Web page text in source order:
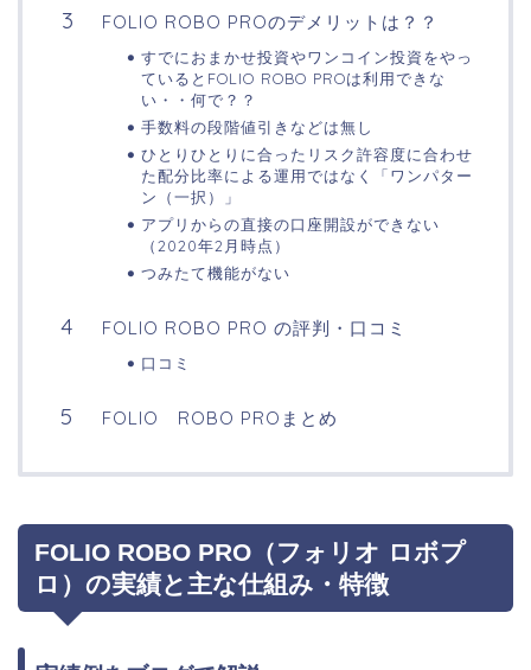
FOLIO ROBO PROのデメリットは？？
すでにおまかせ投資やワンコイン投資をやっ
ているとFOLIO ROBO PROは利用できな
い・・何で？？
手数料の段階値引きなどは無し
ひとりひとりに合ったリスク許容度に合わせ
た配分比率による運用ではなく「ワンパター
ン（一択）」
アプリからの直接の口座開設ができない
（2020年2月時点）
つみたて機能がない
FOLIO ROBO PRO の評判・口コミ
口コミ
FOLIO ROBO PROまとめ
FOLIO ROBO PRO（フォリオ ロボプ
ロ）の実績と主な仕組み・特徴